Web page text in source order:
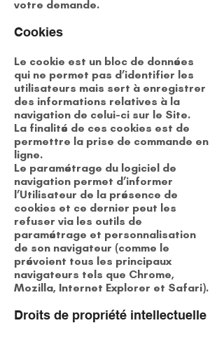
votre demande.
Cookies
Le cookie est un bloc de données
qui ne permet pas d’identifier les
utilisateurs mais sert à enregistrer
des informations relatives à la
navigation de celui-ci sur le Site.
La finalité de ces cookies est de
permettre la prise de commande en
ligne.
Le paramétrage du logiciel de
navigation permet d’informer
l’Utilisateur de la présence de
cookies et ce dernier peut les
refuser via les outils de
paramétrage et personnalisation
de son navigateur (comme le
prévoient tous les principaux
navigateurs tels que Chrome,
Mozilla, Internet Explorer et Safari).
Droits de propriété intellectuelle